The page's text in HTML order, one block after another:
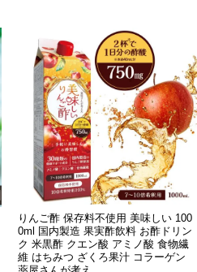
りんご酢 保存料不使用 美味しい 100
0ml 国内製造 果実酢飲料 お酢ドリン
ク 米黒酢 クエン酸 アミノ酸 食物繊
維 はちみつ ざくろ果汁 コラーゲン